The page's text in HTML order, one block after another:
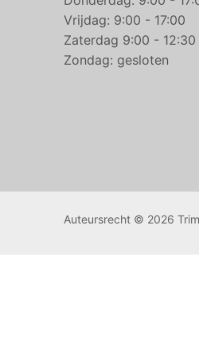
Vrijdag: 9:00 - 17:00
Zaterdag 9:00 - 12:30
Zondag: gesloten
Auteursrecht © 2026